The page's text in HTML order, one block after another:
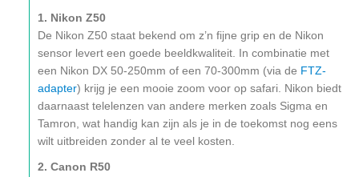
1. Nikon Z50
De Nikon Z50 staat bekend om z’n fijne grip en de Nikon
sensor levert een goede beeldkwaliteit. In combinatie met
een Nikon DX 50-250mm of een 70-300mm (via de FTZ-
adapter) krijg je een mooie zoom voor op safari. Nikon biedt
daarnaast telelenzen van andere merken zoals Sigma en
Tamron, wat handig kan zijn als je in de toekomst nog eens
wilt uitbreiden zonder al te veel kosten.
2. Canon R50